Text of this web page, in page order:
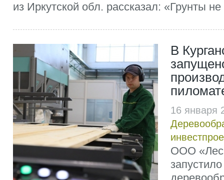
из Иркутской обл. рассказал: «Грунты
В
16
ООО
запустило